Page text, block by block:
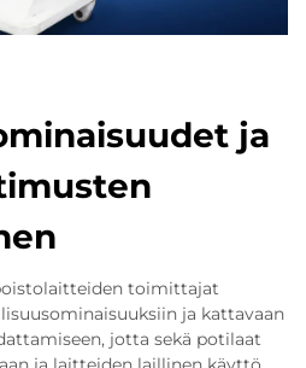
ja
toimittajat
ja kattavaan
jotta sekä potilaat